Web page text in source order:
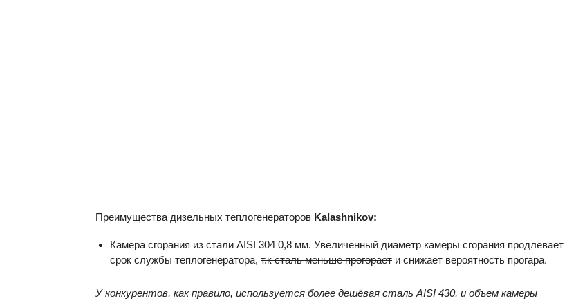
Преимущества дизельных теплогенераторов Kalashnikov:
Камера сгорания из стали AISI 304 0,8 мм. Увеличенный диаметр камеры сгорания продлевает
срок службы теплогенератора, т.к сталь меньше прогорает и снижает вероятность прогара.
У конкурентов, как правило, используется более дешёвая сталь AISI 430, и объем камеры